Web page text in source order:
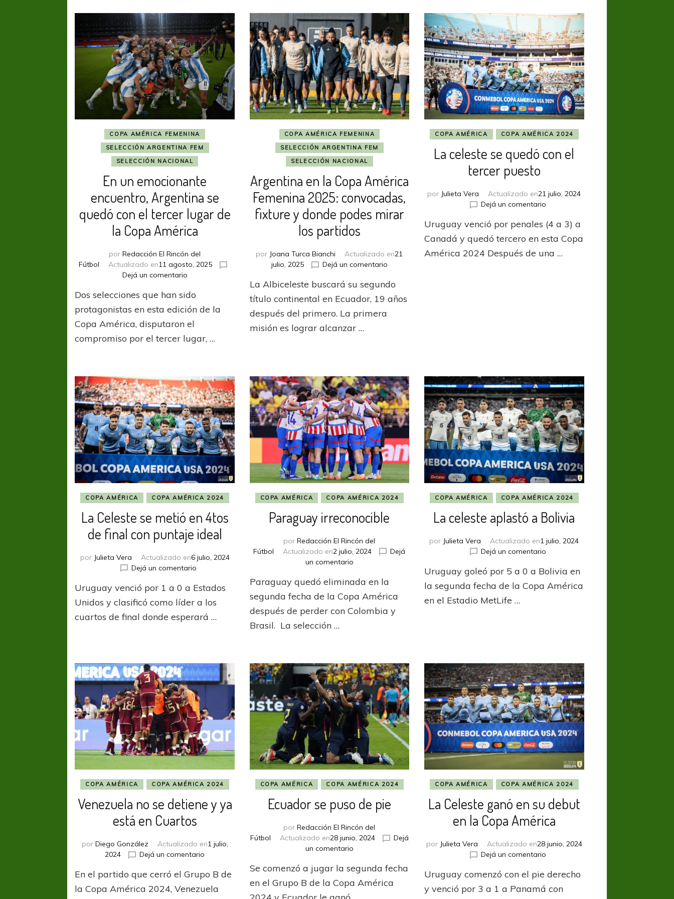
COPA AMÉRICA FEMENINA
SELECCIÓN ARGENTINA FEM
SELECCIÓN NACIONAL
En un emocionante
encuentro, Argentina se
quedó con el tercer lugar de
la Copa América
porRedacción El Rincón del
Fútbol
Actualizado en11 agosto, 2025
Dejá un comentarioen
un
emocionante
Argentina
se
tercer
lugar
de
la
Copa
América
Dos selecciones que han sido
protagonistas en esta edición de la
Copa América, disputaron el
compromiso por el tercer lugar, …
COPA AMÉRICA FEMENINA
SELECCIÓN ARGENTINA FEM
SELECCIÓN NACIONAL
Argentina en la Copa América
Femenina 2025: convocadas,
fixture y donde podes mirar
los partidos
por Joana Turca Bianchi Actualizado en21
julio, 2025
Dejá un comentarioen
en
la
donde
podes
mirar
los
partidos
La Albiceleste buscará su segundo
título continental en Ecuador, 19 años
después del primero. La primera
misión es lograr alcanzar …
COPA AMÉRICA COPA AMÉRICA 2024
La celeste se quedó con el
tercer puesto
por Julieta Vera Actualizado en21 julio, 2024
Dejá un comentarioen
celeste
se
con
Uruguay venció por penales (4 a 3) a
Canadá y quedó tercero en esta Copa
América 2024 Después de una …
COPA AMÉRICA COPA AMÉRICA 2024
La Celeste se metió en 4tos
de final con puntaje ideal
por Julieta Vera Actualizado en6 julio, 2024
Dejá un comentario
Celeste
en
con
puntaje
ideal
Uruguay venció por 1 a 0 a Estados
Unidos y clasificó como líder a los
cuartos de final donde esperará …
COPA AMÉRICA COPA AMÉRICA 2024
Paraguay irreconocible
porRedacción El Rincón del
Fútbol
Actualizado en2 julio, 2024
Dejá
un comentarioen
irreconocible
Paraguay quedó eliminada en la
segunda fecha de la Copa América
después de perder con Colombia y
Brasil. La selección …
COPA AMÉRICA COPA AMÉRICA 2024
La celeste aplastó a Bolivia
por Julieta Vera Actualizado en1 julio, 2024
Dejá un comentarioen
celeste
aplastó
Uruguay goleó por 5 a 0 a Bolivia en
la segunda fecha de la Copa América
en el Estadio MetLife …
COPA AMÉRICA COPA AMÉRICA 2024
Venezuela no se detiene y ya
está en Cuartos
por Diego González Actualizado en1 julio,
2024
Dejá un comentario
no
se
En el partido que cerró el Grupo B de
la Copa América 2024, Venezuela
COPA AMÉRICA COPA AMÉRICA 2024
Ecuador se puso de pie
porRedacción El Rincón del
Fútbol
Actualizado en28 junio, 2024
Dejá
un comentarioen
se
puso
Se comenzó a jugar la segunda fecha
en el Grupo B de la Copa América
COPA AMÉRICA COPA AMÉRICA 2024
La Celeste ganó en su debut
en la Copa América
por Julieta Vera Actualizado en28 junio, 2024
Dejá un comentarioen
Celeste
ganó
Uruguay comenzó con el pie derecho
y venció por 3 a 1 a Panamá con